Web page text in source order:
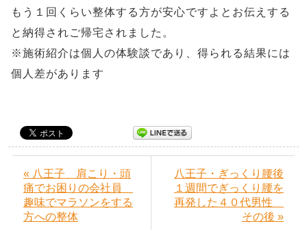
もう１回くらい整体する方が安心ですよとお伝えする
と納得されご帰宅されました。
※施術紹介は個人の体験談であり、得られる結果には
個人差があります
« 八王子 肩こり・頭
痛でお困りの会社員
趣味でマラソンをする
方への整体
八王子・ぎっくり腰後
１週間でぎっくり腰を
再発した４０代男性
その後 »